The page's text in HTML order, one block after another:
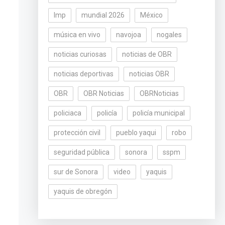
lmp mundial 2026 México
música en vivo navojoa nogales
noticias curiosas noticias de OBR
noticias deportivas noticias OBR
OBR OBR Noticias OBRNoticias
policiaca policía policía municipal
protección civil pueblo yaqui robo
seguridad pública sonora sspm
sur de Sonora video yaquis
yaquis de obregón